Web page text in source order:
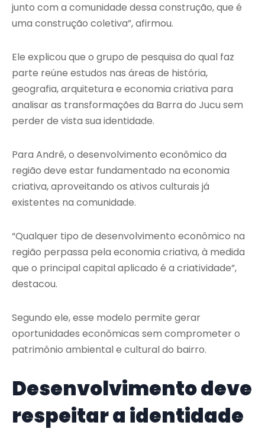
junto com a comunidade dessa construção, que é
uma construção coletiva”, afirmou.
Ele explicou que o grupo de pesquisa do qual faz
parte reúne estudos nas áreas de história,
geografia, arquitetura e economia criativa para
analisar as transformações da Barra do Jucu sem
perder de vista sua identidade.
Para André, o desenvolvimento econômico da
região deve estar fundamentado na economia
criativa, aproveitando os ativos culturais já
existentes na comunidade.
“Qualquer tipo de desenvolvimento econômico na
região perpassa pela economia criativa, à medida
que o principal capital aplicado é a criatividade”,
destacou.
Segundo ele, esse modelo permite gerar
oportunidades econômicas sem comprometer o
patrimônio ambiental e cultural do bairro.
Desenvolvimento deve
respeitar a identidade